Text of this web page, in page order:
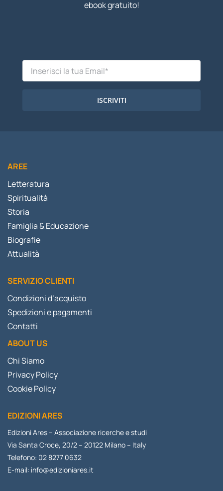
ebook gratuito!
ISCRIVITI
AREE
Letteratura
Spiritualità
Storia
Famiglia & Educazione
Biografie
Attualità
SERVIZIO CLIENTI
Condizioni d’acquisto
Spedizioni e pagamenti
Contatti
ABOUT US
Chi Siamo
Privacy Policy
Cookie Policy
EDIZIONI ARES
Edizioni Ares – Associazione ricerche e studi
Via Santa Croce, 20/2 – 20122 Milano – Italy
Telefono: 02 8277 0632
E-mail: info@edizioniares.it